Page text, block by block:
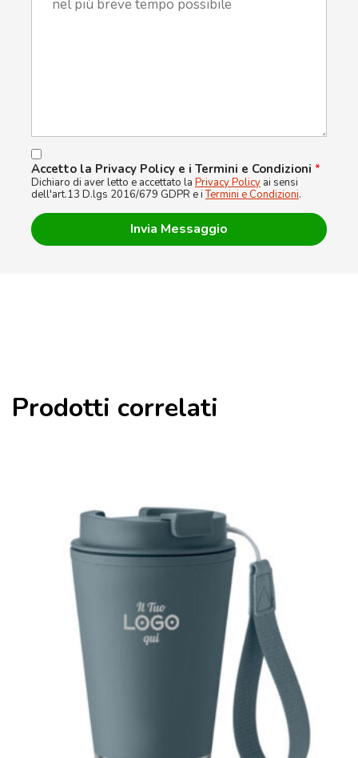
Accetto la Privacy Policy e i Termini e Condizioni *
Dichiaro di aver letto e accettato la Privacy Policy ai sensi
dell'art.13 D.lgs 2016/679 GDPR e iTermini e Condizioni.
Prodotti correlati